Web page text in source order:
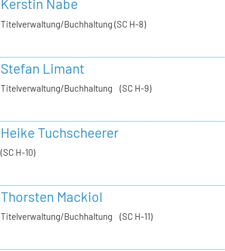
Kerstin Nabe
Titelverwaltung/Buchhaltung (SC H-8)
Stefan Limant
Titelverwaltung/Buchhaltung (SC H-9)
Heike Tuchscheerer
(SC H-10)
Thorsten Mackiol
Titelverwaltung/Buchhaltung (SC H-11)